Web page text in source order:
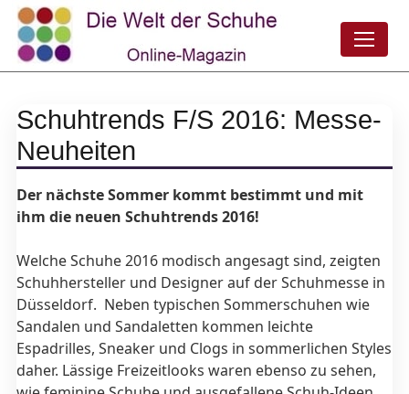
Schuhtrends F/S 2016: Messe-
Neuheiten
Der nächste Sommer kommt bestimmt und mit
ihm die neuen Schuhtrends 2016!
Welche Schuhe 2016 modisch angesagt sind, zeigten
Schuhhersteller und Designer auf der Schuhmesse in
Düsseldorf. Neben typischen Sommerschuhen wie
Sandalen und Sandaletten kommen leichte
Espadrilles, Sneaker und Clogs in sommerlichen Styles
daher. Lässige Freizeitlooks waren ebenso zu sehen,